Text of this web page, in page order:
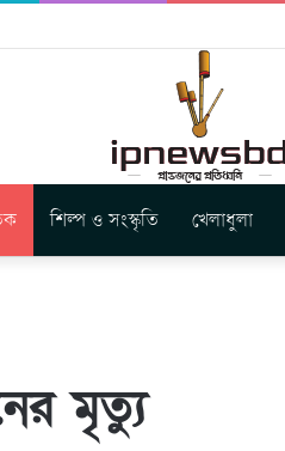
শিল্প ও সংস্কৃতি খেলাধুলা
মৃত্যু